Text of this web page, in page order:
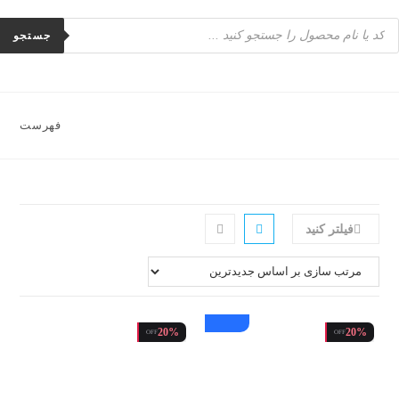
محتوا
Products
search
جستجو
فهرست
فیلتر کنید
20%
OFF
20%
OFF